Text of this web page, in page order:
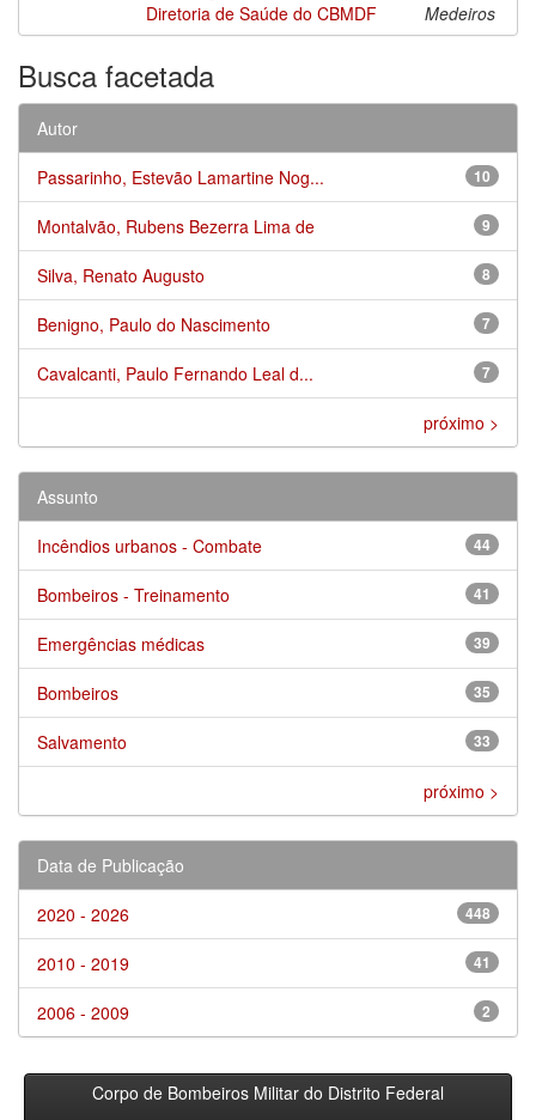
Diretoria de Saúde do CBMDF
Medeiros
Busca facetada
Autor
10
Passarinho, Estevão Lamartine Nog...
9
Montalvão, Rubens Bezerra Lima de
8
Silva, Renato Augusto
7
Benigno, Paulo do Nascimento
7
Cavalcanti, Paulo Fernando Leal d...
próximo >
Assunto
44
Incêndios urbanos - Combate
41
Bombeiros - Treinamento
39
Emergências médicas
35
Bombeiros
33
Salvamento
próximo >
Data de Publicação
448
2020 - 2026
41
2010 - 2019
2
2006 - 2009
Corpo de Bombeiros Militar do Distrito Federal